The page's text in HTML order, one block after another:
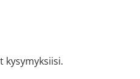
kysymyksiisi.